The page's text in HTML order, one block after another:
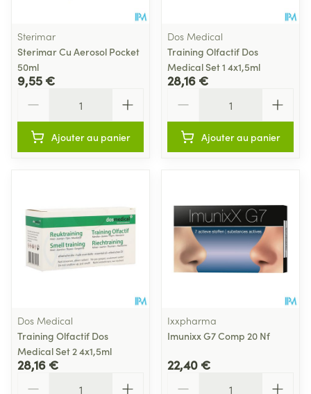
Sterimar
Sterimar Cu Aerosol Pocket
50ml
9,55 €
Ajouter au panier
Dos Medical
Training Olfactif Dos
Medical Set 1 4x1,5ml
28,16 €
Ajouter au panier
Dos Medical
Training Olfactif Dos
Medical Set 2 4x1,5ml
28,16 €
Ixxpharma
Imunixx G7 Comp 20 Nf
22,40 €